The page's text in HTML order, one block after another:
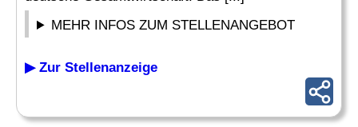
MEHR INFOS ZUM STELLENANGEBOT
▶ Zur Stellenanzeige